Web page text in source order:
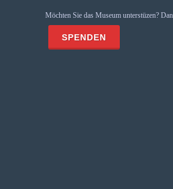
Möchten Sie das Museum unterstüzen?